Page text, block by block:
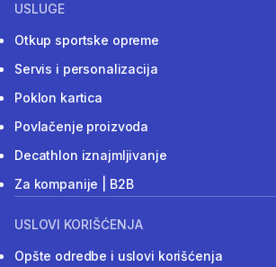
USLUGE
Otkup sportske opreme
Servis i personalizacija
Poklon kartica
Povlačenje proizvoda
Decathlon iznajmljivanje
Za kompanije | B2B
USLOVI KORIŠĆENJA
Opšte odredbe i uslovi korišćenja